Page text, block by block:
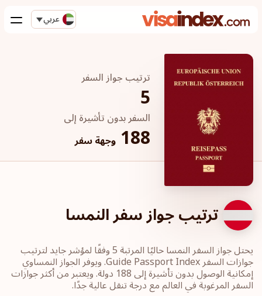
عربي
ترتيب جواز السفر
5
السفر بدون تأشيرة إلى
188 وجهة سفر
ترتيب جواز سفر النمسا
يحتل جواز السفر النمسا حاليًا المرتبة 5 وفقًا لمؤشر جايد لترتيب
جوازات السفر Guide Passport Index. ويوفر الجواز النمساوي
إمكانية الوصول بدون تأشيرة إلى 188 دولة. ويعتبر من أكثر جوازات
السفر المرغوبة في العالم مع درجة تنقل عالية جدًا.